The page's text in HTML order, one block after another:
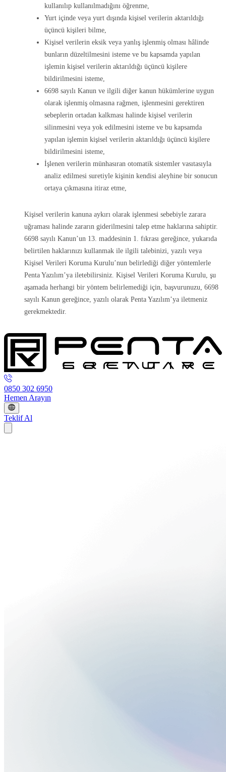
kullanılıp kullanılmadığını öğrenme,
Yurt içinde veya yurt dışında kişisel verilerin aktarıldığı
üçüncü kişileri bilme,
Kişisel verilerin eksik veya yanlış işlenmiş olması hâlinde
bunların düzeltilmesini isteme ve bu kapsamda yapılan
işlemin kişisel verilerin aktarıldığı üçüncü kişilere
bildirilmesini isteme,
6698 sayılı Kanun ve ilgili diğer kanun hükümlerine uygun
olarak işlenmiş olmasına rağmen, işlenmesini gerektiren
sebeplerin ortadan kalkması halinde kişisel verilerin
silinmesini veya yok edilmesini isteme ve bu kapsamda
yapılan işlemin kişisel verilerin aktarıldığı üçüncü kişilere
bildirilmesini isteme,
İşlenen verilerin münhasıran otomatik sistemler vasıtasıyla
analiz edilmesi suretiyle kişinin kendisi aleyhine bir sonucun
ortaya çıkmasına itiraz etme,
Kişisel verilerin kanuna aykırı olarak işlenmesi sebebiyle zarara
uğraması halinde zararın giderilmesini talep etme haklarına sahiptir.
6698 sayılı Kanun’un 13. maddesinin 1. fıkrası gereğince, yukarıda
belirtilen haklarınızı kullanmak ile ilgili talebinizi, yazılı veya
Kişisel Verileri Koruma Kurulu’nun belirlediği diğer yöntemlerle
Penta Yazılım’ya iletebilirsiniz. Kişisel Verileri Koruma Kurulu, şu
aşamada herhangi bir yöntem belirlemediği için, başvurunuzu, 6698
sayılı Kanun gereğince, yazılı olarak Penta Yazılım’ya iletmeniz
gerekmektedir.
0850 302 6950
Hemen Arayın
Teklif Al